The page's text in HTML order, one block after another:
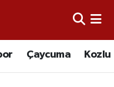
Çaycuma Kozlu